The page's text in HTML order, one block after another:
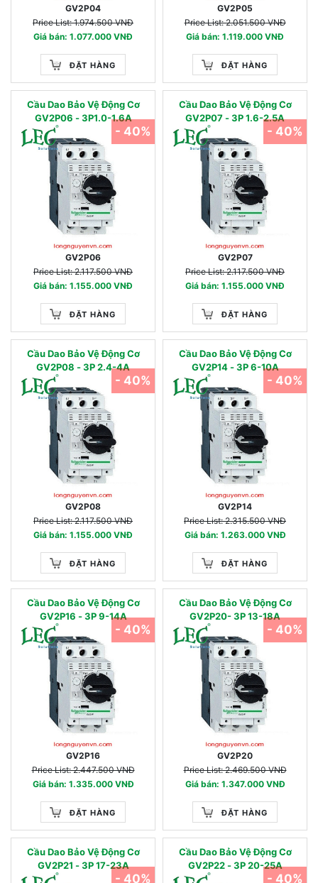
GV2P04
Price List: 1.974.500 VNĐ
Giá bán: 1.077.000 VNĐ
ĐẶT HÀNG
GV2P05
Price List: 2.051.500 VNĐ
Giá bán: 1.119.000 VNĐ
ĐẶT HÀNG
Cầu Dao Bảo Vệ Động Cơ
GV2P06 - 3P1.0-1.6A
GV2P06
Price List: 2.117.500 VNĐ
Giá bán: 1.155.000 VNĐ
ĐẶT HÀNG
- 40%
Cầu Dao Bảo Vệ Động Cơ
GV2P07 - 3P 1.6-2.5A
GV2P07
Price List: 2.117.500 VNĐ
Giá bán: 1.155.000 VNĐ
ĐẶT HÀNG
- 40%
Cầu Dao Bảo Vệ Động Cơ
GV2P08 - 3P 2.4-4A
GV2P08
Price List: 2.117.500 VNĐ
Giá bán: 1.155.000 VNĐ
ĐẶT HÀNG
- 40%
Cầu Dao Bảo Vệ Động Cơ
GV2P14 - 3P 6-10A
GV2P14
Price List: 2.315.500 VNĐ
Giá bán: 1.263.000 VNĐ
ĐẶT HÀNG
- 40%
Cầu Dao Bảo Vệ Động Cơ
GV2P16 - 3P 9-14A
GV2P16
Price List: 2.447.500 VNĐ
Giá bán: 1.335.000 VNĐ
ĐẶT HÀNG
- 40%
Cầu Dao Bảo Vệ Động Cơ
GV2P20- 3P 13-18A
GV2P20
Price List: 2.469.500 VNĐ
Giá bán: 1.347.000 VNĐ
ĐẶT HÀNG
- 40%
Cầu Dao Bảo Vệ Động Cơ
GV2P21 - 3P 17-23A
- 40%
Cầu Dao Bảo Vệ Động Cơ
GV2P22 - 3P 20-25A
- 40%